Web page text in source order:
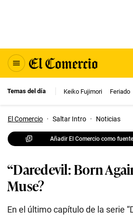
Temas del día Keiko Fujimori Feriado
El Comercio · Saltar Intro · Noticias
Añadir El Comercio como
“Daredevil: Born
Muse?
En el último capítulo de la serie